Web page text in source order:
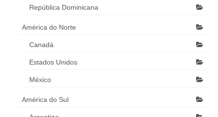
República Dominicana
América do Norte
Canadá
Estados Unidos
México
América do Sul